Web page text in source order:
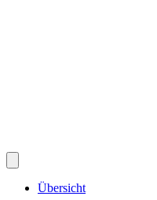
Übersicht